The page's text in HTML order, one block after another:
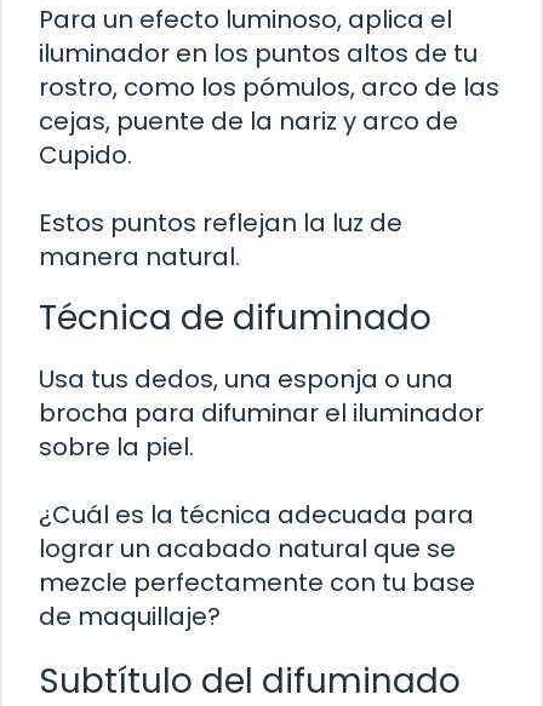
Para un efecto luminoso, aplica el
iluminador en los puntos altos de tu
rostro, como los pómulos, arco de las
cejas, puente de la nariz y arco de
Cupido.
Estos puntos reflejan la luz de
manera natural.
Técnica de difuminado
Usa tus dedos, una esponja o una
brocha para difuminar el iluminador
sobre la piel.
¿Cuál es la técnica adecuada para
lograr un acabado natural que se
mezcle perfectamente con tu base
de maquillaje?
Subtítulo del difuminado